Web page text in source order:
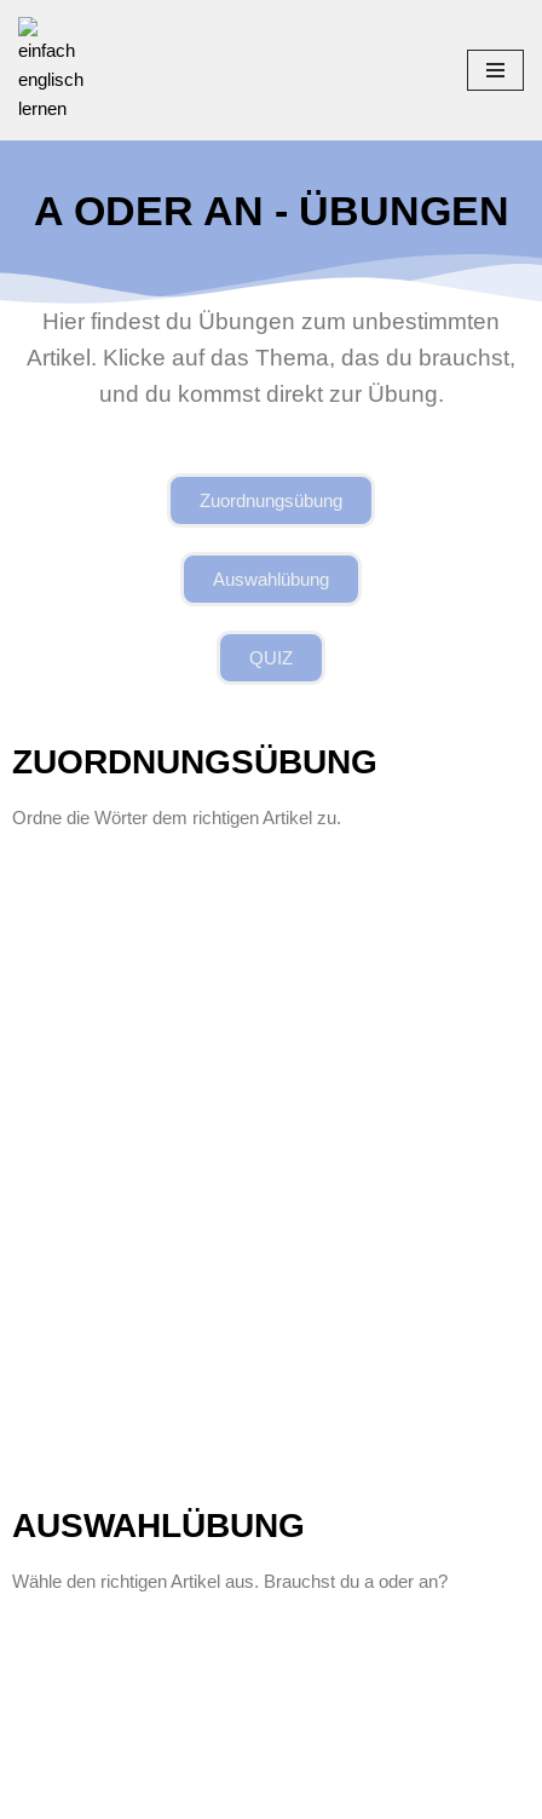
Inhalt
A ODER AN - ÜBUNGEN
Hier findest du Übungen zum unbestimmten
Artikel. Klicke auf das Thema, das du brauchst,
und du kommst direkt zur Übung.
Zuordnungsübung
Auswahlübung
QUIZ
ZUORDNUNGSÜBUNG
Ordne die Wörter dem richtigen Artikel zu.
AUSWAHLÜBUNG
Wähle den richtigen Artikel aus. Brauchst du a oder an?